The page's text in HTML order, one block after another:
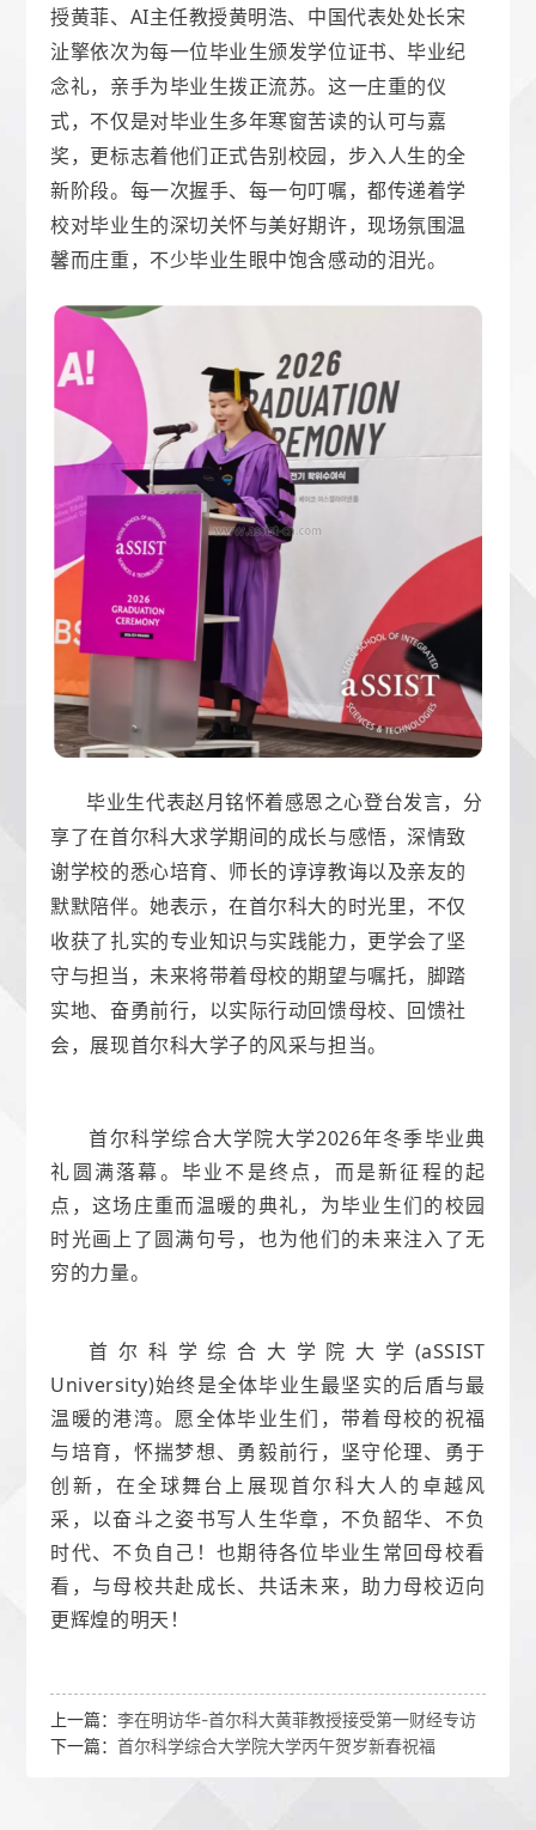
授黄菲、AI主任教授黄明浩、中国代表处处长宋
沚擎依次为每一位毕业生颁发学位证书、毕业纪
念礼，亲手为毕业生拨正流苏。这一庄重的仪
式，不仅是对毕业生多年寒窗苦读的认可与嘉
奖，更标志着他们正式告别校园，步入人生的全
新阶段。每一次握手、每一句叮嘱，都传递着学
校对毕业生的深切关怀与美好期许，现场氛围温
馨而庄重，不少毕业生眼中饱含感动的泪光。
毕业生代表赵月铭怀着感恩之心登台发言，分
享了在首尔科大求学期间的成长与感悟，深情致
谢学校的悉心培育、师长的谆谆教诲以及亲友的
默默陪伴。她表示，在首尔科大的时光里，不仅
收获了扎实的专业知识与实践能力，更学会了坚
守与担当，未来将带着母校的期望与嘱托，脚踏
实地、奋勇前行，以实际行动回馈母校、回馈社
会，展现首尔科大学子的风采与担当。
首尔科学综合大学院大学2026年冬季毕业典
礼圆满落幕。毕业不是终点，而是新征程的起
点，这场庄重而温暖的典礼，为毕业生们的校园
时光画上了圆满句号，也为他们的未来注入了无
穷的力量。
首尔科学综合大学院大学(aSSIST
University)始终是全体毕业生最坚实的后盾与最
温暖的港湾。愿全体毕业生们，带着母校的祝福
与培育，怀揣梦想、勇毅前行，坚守伦理、勇于
创新，在全球舞台上展现首尔科大人的卓越风
采，以奋斗之姿书写人生华章，不负韶华、不负
时代、不负自己！也期待各位毕业生常回母校看
看，与母校共赴成长、共话未来，助力母校迈向
更辉煌的明天！
上一篇：李在明访华-首尔科大黄菲教授接受第一财经专访
下一篇：首尔科学综合大学院大学丙午贺岁新春祝福